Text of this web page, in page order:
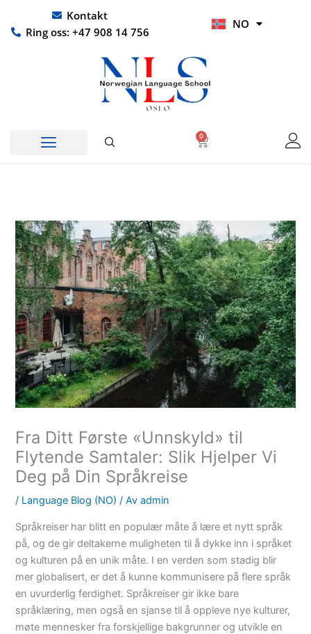
rett
Kontakt
Ring oss: +47 908 14 756
NO
HI
0
Handlekurv
Fra Ditt Første «Unnskyld» til
Flytende Samtaler: Slik Hjelper Vi
Deg på Din Språkreise
/ Language Blog (NO) / Av admin
Språkreiser har blitt en populær måte å lære et nytt språk
på, og de gir deltakerne muligheten til å dykke inn i språket
og kulturen på en unik måte. I en verden som stadig blir
mer globalisert, er det å kunne kommunisere på flere språk
en uvurderlig ferdighet. Språkreiser gir ikke bare
språklæring, men også en sjanse til å oppleve nye kulturer,
møte mennesker fra forskjellige bakgrunner og utvikle en